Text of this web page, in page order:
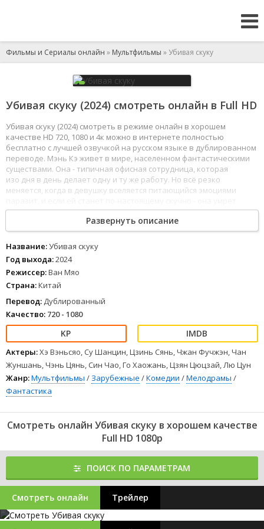
Фильмы и Сериалы онлайн » Мультфильмы » Убивая скуку
Убивая скуку (2024) смотреть онлайн в Full HD
Убивая скуку (2024) смотреть в режиме онлайн в хорошем
качестве HD 720, 1080 и 4к можно в интернете полностью
бесплатно с лучшей озвучкой на русском языке в дублированном
переводе. Мэнь Кэ живет в мире, населенном фантастическими
существами. Она - типичная офисная сотрудница, которая
изо дня в день делает одну и ту же работу. Но всё резко
меняется, когда в девушку вселяется питающийся эмоциями
К счастью, на помощь Мэнь Кэ приходит жизнерадостный
инопланетянин Я Сэнь, который будет делать так, чтобы каждый
день девушки стал увлекательным и насыщенным событиями.
1 234 5 6 78
Развернуть описание
Название:Убивая скуку
Год выхода:2024
Режиссер:Ван Мяо
Страна:Китай
Перевод: Дублированный
Качество: 720 - 1080
Актеры:Хэ Вэньсяо, Су Шанцин, Цзинь Сянь, Чжан Фучжэн, Чан
Жуншань, Чэнь Цянь, Син Чао, Го Хаожань, Цзян Цюцзай, Лю Цун
Жанр:Мультфильмы / Зарубежные /Комедии /Мелодрамы /
Фантастика
Смотреть онлайн Убивая скуку в хорошем качестве
Full HD 1080p
ПОИСК ПО ПАРАМЕТРАМ
Смотреть онлайн Трейлер